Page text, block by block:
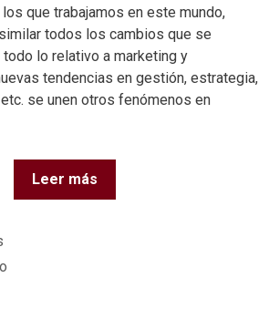
que trabajamos en este mundo,
todos los cambios que se
lo relativo a marketing y
tendencias en gestión, estrategia,
se unen otros fenómenos en
Leer más